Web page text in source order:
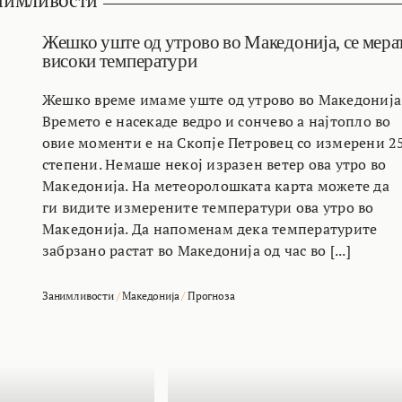
Жешко уште од утрово во Македонија, се
високи температури
Жешко време имаме уште од утрово во
Времето е насекаде ведро и сончево а најтопло во
овие моменти е на Скопје Петровец со измерени
степени. Немаше некој изразен ветер ова утро во
Македонија. На метеоролошката карта можете да
ги видите измерените температури ова утро во
Македонија. Да напоменам дека температурите
забрзано растат во Македонија од час во [...]
Занимливости/Македонија /Прогноза